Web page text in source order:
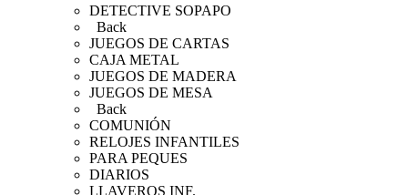
DETECTIVE SOPAPO
Back
JUEGOS DE CARTAS
CAJA METAL
JUEGOS DE MADERA
JUEGOS DE MESA
Back
COMUNIÓN
RELOJES INFANTILES
PARA PEQUES
DIARIOS
LLAVEROS INF.